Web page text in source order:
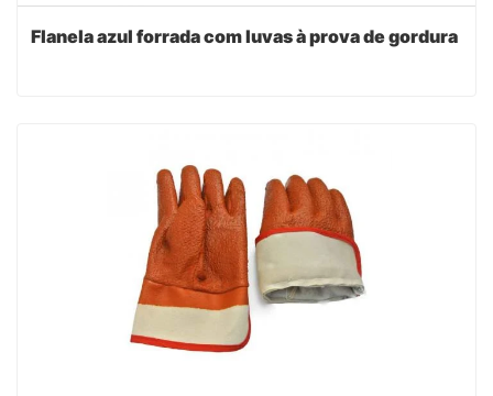
Flanela azul forrada com luvas à prova de gordura